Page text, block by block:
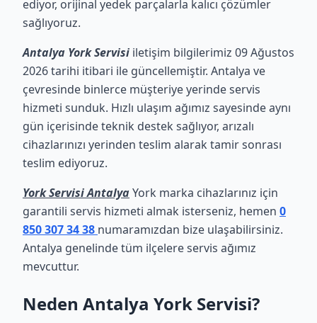
ediyor, orijinal yedek parçalarla kalıcı çözümler
sağlıyoruz.
Antalya York Servisi iletişim bilgilerimiz 09 Ağustos
2026 tarihi itibari ile güncellemiştir. Antalya ve
çevresinde binlerce müşteriye yerinde servis
hizmeti sunduk. Hızlı ulaşım ağımız sayesinde aynı
gün içerisinde teknik destek sağlıyor, arızalı
cihazlarınızı yerinden teslim alarak tamir sonrası
teslim ediyoruz.
York Servisi AntalyaYork marka cihazlarınız için
garantili servis hizmeti almak isterseniz, hemen 0
850 307 34 38 numaramızdan bize ulaşabilirsiniz.
Antalya genelinde tüm ilçelere servis ağımız
mevcuttur.
Neden Antalya York Servisi?